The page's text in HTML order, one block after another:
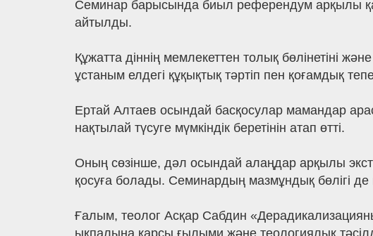
Семинар барысында биыл референдум арқылы
айтылды.
Құжатта діннің мемлекеттен толық бөлінетіні
ұстаным елдегі құқықтық тәртіп пен қоғамдық
Ертай Алтаев осындай басқосулар мамандар
нақтылай түсуге мүмкіндік беретінін атап өтті.
Оның сөзінше, дәл осындай алаңдар арқылы
қосуға болады. Семинардың мазмұндық бөлігі
Ғалым, теолог Асқар Сабдин